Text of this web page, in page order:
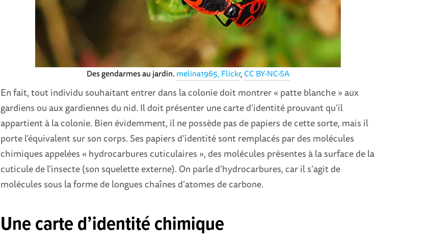
Des gendarmes au jardin.melina1965, Flickr,CC BY-NC-SA
En fait, tout individu souhaitant entrer dans la colonie doit montrer « patte blanche » aux
gardiens ou aux gardiennes du nid. Il doit présenter une carte d’identité prouvant qu’il
appartient à la colonie. Bien évidemment, il ne possède pas de papiers de cette sorte, mais il
porte l’équivalent sur son corps. Ses papiers d’identité sont remplacés par des molécules
chimiques appelées « hydrocarbures cuticulaires », des molécules présentes à la surface de la
cuticule de l’insecte (son squelette externe). On parle d’hydrocarbures, car il s’agit de
molécules sous la forme de longues chaînes d’atomes de carbone.
Une carte d’identité chimique